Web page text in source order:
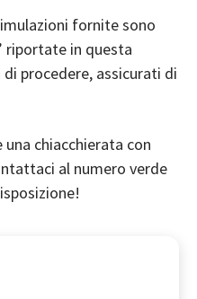
fornite sono
riportate in questa
procedere, assicurati di
chiacchierata con
al numero verde